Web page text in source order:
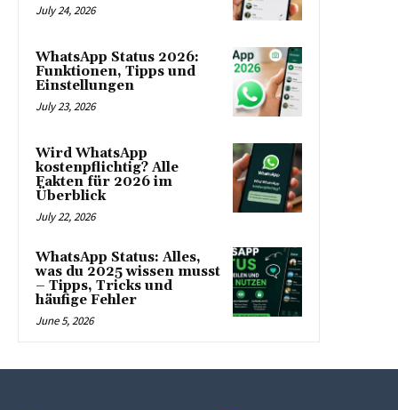
July 24, 2026
WhatsApp Status 2026:
Funktionen, Tipps und
Einstellungen
July 23, 2026
Wird WhatsApp
kostenpflichtig? Alle
Fakten für 2026 im
Überblick
July 22, 2026
WhatsApp Status: Alles,
was du 2025 wissen musst
– Tipps, Tricks und
häufige Fehler
June 5, 2026